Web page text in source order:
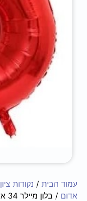
עמוד הבית / נקודות ציון
אדום / בלון מיילר 34 אדום – מספר 3